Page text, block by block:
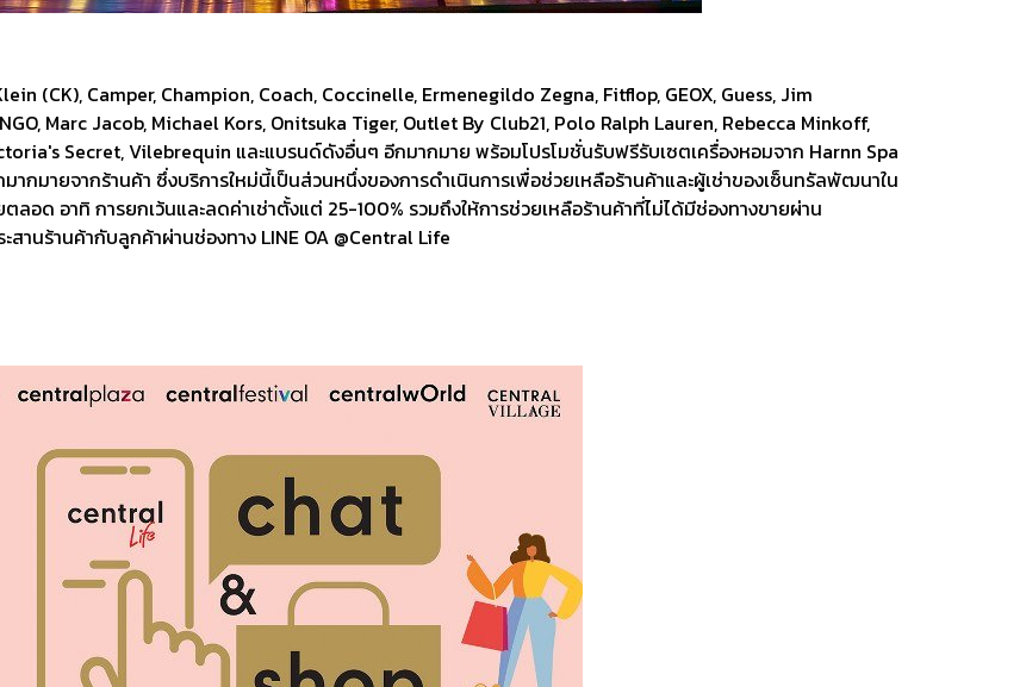
(CK), Camper, Champion, Coach, Coccinelle, Ermenegildo Zegna, Fitflop, GEOX, Guess, Jim
Marc Jacob, Michael Kors, Onitsuka Tiger, Outlet By Club21, Polo Ralph Lauren, Rebecca Minkoff,
Secret, Vilebrequin และแบรนด์ดังอื่นๆ อีกมากมาย พร้อมโปรโมชั่นรับฟรีรับเซตเครื่องหอมจาก Harnn Spa
กมายจากร้านค้า ซึ่งบริการใหม่นี้เป็นส่วนหนึ่งของการดำเนินการเพื่อช่วยเหลือร้านค้าและผู้เช่าของเซ็นทรัลพัฒนาใน
อด อาทิ การยกเว้นและลดค่าเช่าตั้งแต่ 25-100% รวมถึงให้การช่วยเหลือร้านค้าที่ไม่ได้มีช่องทางขายผ่าน
านร้านค้ากับลูกค้าผ่านช่องทาง LINE OA @Central Life